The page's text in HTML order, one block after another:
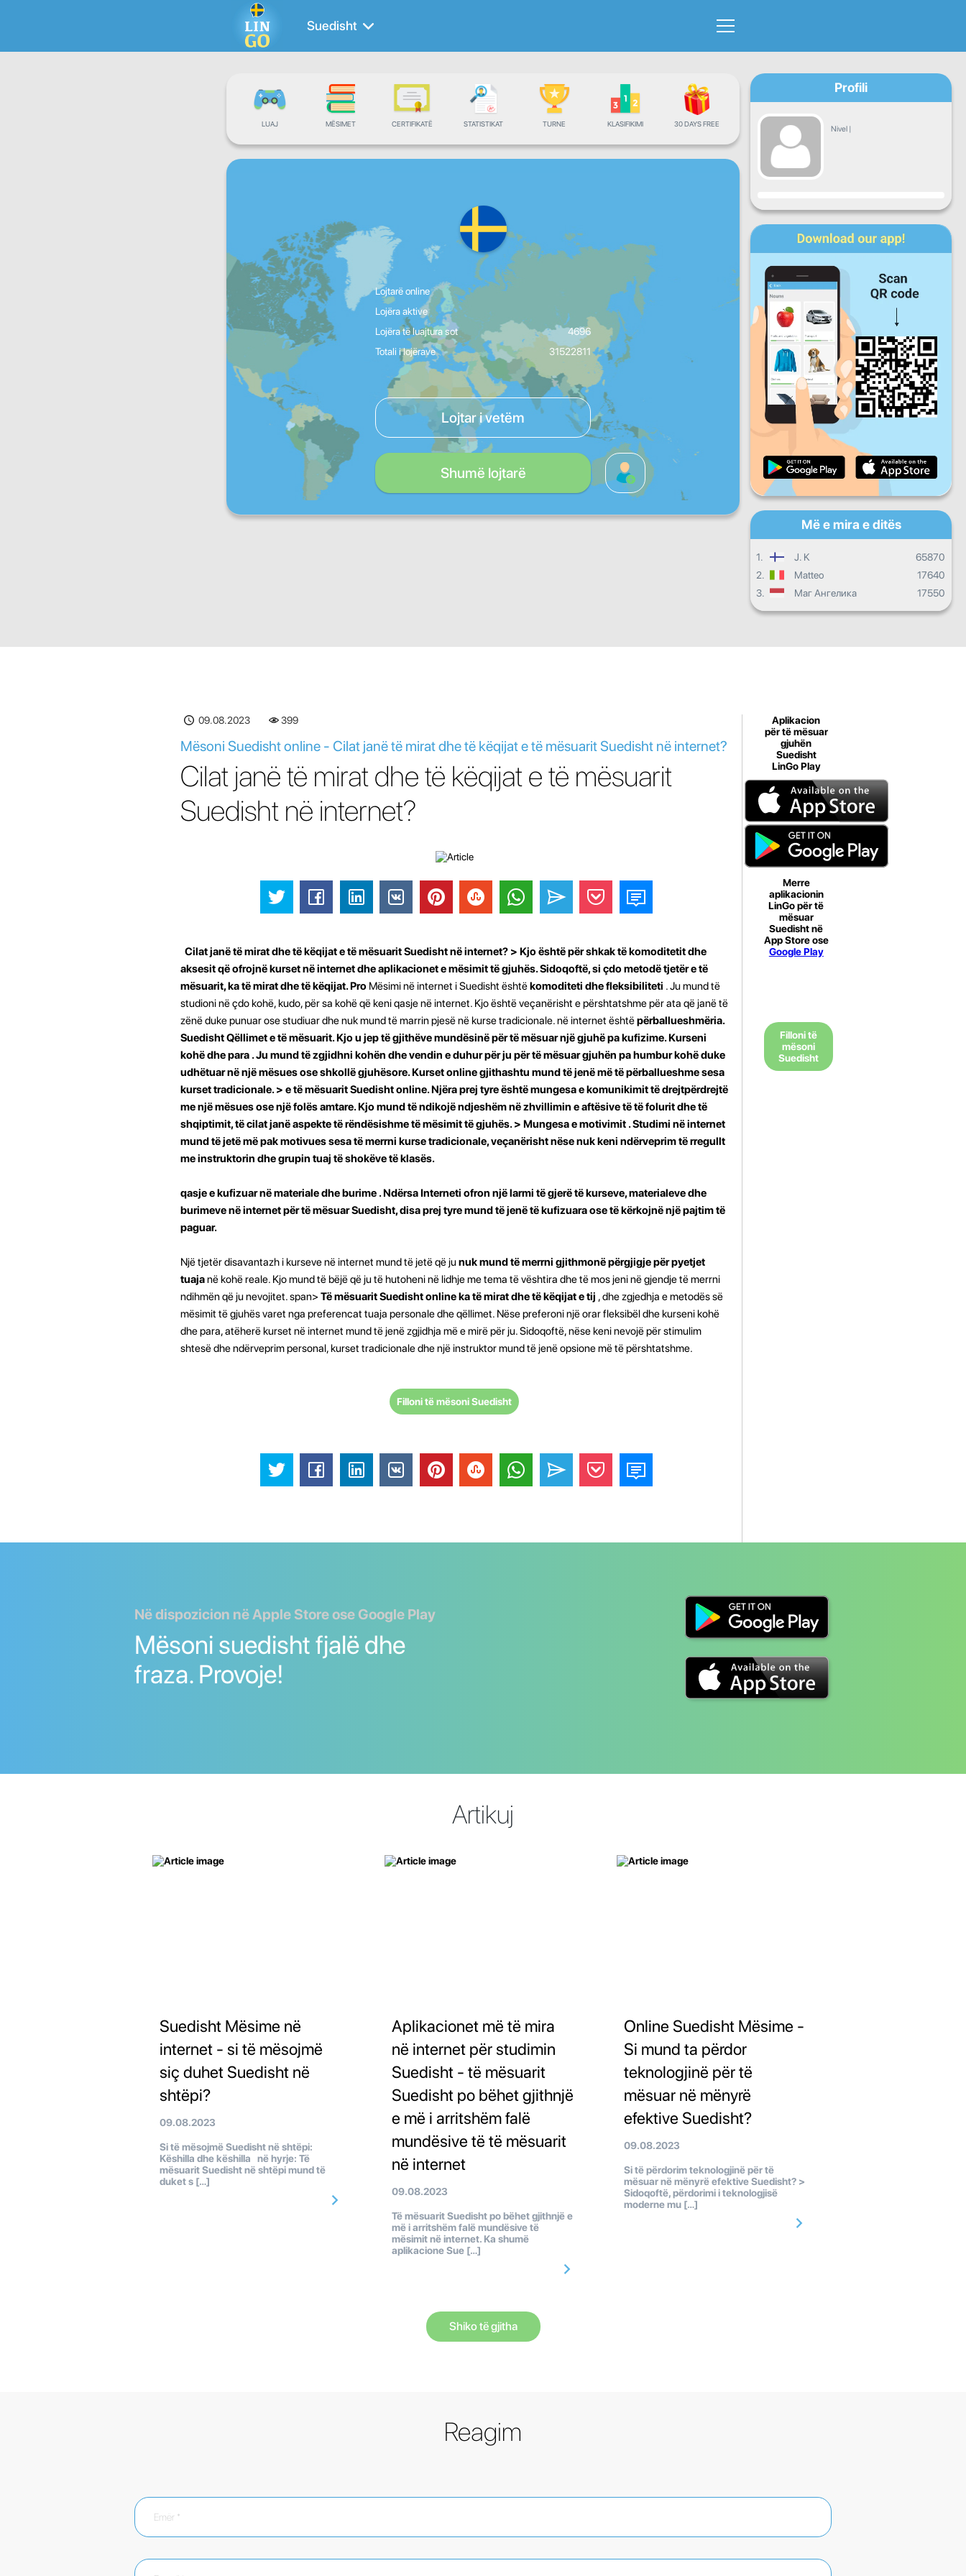
Suedisht
LUAJ MËSIMET CERTIFIKATË STATISTIKAT TURNE KLASIFIKIMI 30 DAYS FREE
Lojtarë online
Lojëra aktive
Lojëra të luajtura sot
4696
Totali i lojërave
31522811
Lojtar i vetëm
Shumë lojtarë
Profili
Nivel |
Progresi
Hën Mër Enj
Shtu Die
Progresi i përditshëm
Progresi mujor
Progresi i përgjithshëm
Më e mira e ditës
1. J. K
65870
2.
Matteo
17640
3.
Маг Ангелика 17550
09.08.2023 399
Mësoni Suedisht online - Cilat janë të mirat dhe të këqijat e të mësuarit Suedisht në internet?
Cilat janë të mirat dhe të këqijat e të mësuarit
Suedisht në internet?
Cilat janë të mirat dhe të këqijat e të mësuarit Suedisht në internet? > Kjo është për shkak të komoditetit dhe
aksesit që ofrojnë kurset në internet dhe aplikacionet e mësimit të gjuhës. Sidoqoftë, si çdo metodë tjetër e të
mësuarit, ka të mirat dhe të këqijat. Pro Mësimi në internet i Suedisht ështëkomoditeti dhe fleksibiliteti . Ju mund të
studioni në çdo kohë, kudo, për sa kohë që keni qasje në internet. Kjo është veçanërisht e përshtatshme për ata që janë të
zënë duke punuar ose studiuar dhe nuk mund të marrin pjesë në kurse tradicionale. në internet ështëpërballueshmëria.
Suedisht Qëllimet e të mësuarit. Kjo u jep të gjithëve mundësinë për të mësuar një gjuhë pa kufizime.Kurseni
kohë dhe para . Ju mund të zgjidhni kohën dhe vendin e duhur për ju për të mësuar gjuhën pa humbur kohë duke
udhëtuar në një mësues ose shkollë gjuhësore. Kurset online gjithashtu mund të jenë më të përballueshme sesa
kurset tradicionale. > e të mësuarit Suedisht online. Njëra prej tyre ështëmungesa e komunikimit të drejtpërdrejtë
me një mësues ose një folës amtare. Kjo mund të ndikojë ndjeshëm në zhvillimin e aftësive të të folurit dhe të
shqiptimit, të cilat janë aspekte të rëndësishme të mësimit të gjuhës. > Mungesa e motivimit . Studimi në internet
mund të jetë më pak motivues sesa të merrni kurse tradicionale, veçanërisht nëse nuk keni ndërveprim të rregullt
me ​​instruktorin dhe grupin tuaj të shokëve të klasës.
qasje e kufizuar në materiale dhe burime . Ndërsa Interneti ofron një larmi të gjerë të kurseve, materialeve dhe
burimeve në internet për të mësuar Suedisht, disa prej tyre mund të jenë të kufizuara ose të kërkojnë një pajtim të
paguar.
Një tjetër disavantazh i kurseve në internet mund të jetë që ju nuk mund të merrni gjithmonë përgjigje për pyetjet
tuajanë kohë reale. Kjo mund të bëjë që ju të hutoheni në lidhje me tema të vështira dhe të mos jeni në gjendje të merrni
ndihmën që ju nevojitet. span> Të mësuarit Suedisht online ka të mirat dhe të këqijat e tij , dhe zgjedhja e metodës së
mësimit të gjuhës varet nga preferencat tuaja personale dhe qëllimet. Nëse preferoni një orar fleksibël dhe kurseni kohë
dhe para, atëherë kurset në internet mund të jenë zgjidhja më e mirë për ju. Sidoqoftë, nëse keni nevojë për stimulim
shtesë dhe ndërveprim personal, kurset tradicionale dhe një instruktor mund të jenë opsione më të përshtatshme.
Filloni të mësoni Suedisht
Aplikacion
për të mësuar
gjuhën
Suedisht
LinGo Play
Merre
aplikacionin
LinGo për të
mësuar
Suedisht në
App Store ose
Google Play
Filloni të
mësoni
Suedisht
Në dispozicion në Apple Store ose Google Play
Mësoni suedisht fjalë dhe
fraza. Provoje!
Artikuj
Suedisht Mësime në
internet - si të mësojmë
siç duhet Suedisht në
shtëpi?
09.08.2023
Si të mësojmë Suedisht në shtëpi:
Këshilla dhe këshilla në hyrje: Të
mësuarit Suedisht në shtëpi mund të
duket s […]
Aplikacionet më të mira
në internet për studimin
Suedisht - të mësuarit
Suedisht po bëhet gjithnjë
e më i arritshëm falë
mundësive të të mësuarit
në internet
09.08.2023
Të mësuarit Suedisht po bëhet gjithnjë e
më i arritshëm falë mundësive të
mësimit në internet. Ka shumë
aplikacione Sue […]
Online Suedisht Mësime -
Si mund ta përdor
teknologjinë për të
mësuar në mënyrë
efektive Suedisht?
09.08.2023
Si të përdorim teknologjinë për të
mësuar në mënyrë efektive Suedisht? >
Sidoqoftë, përdorimi i teknologjisë
moderne mu […]
Shiko të gjitha
Reagim